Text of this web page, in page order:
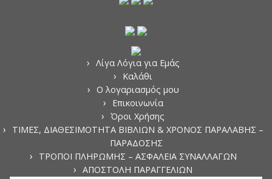
Λίγα Λόγια για Εμάς
Καλάθι
Ο λογαριασμός μου
Επικοινωνία
Όροι Χρήσης
ΤΙΜΕΣ, ΔΙΑΘΕΣΙΜΟΤΗΤΑ ΒΙΒΛΙΩΝ & ΧΡΟΝΟΣ ΠΑΡΑΛΑΒΗΣ –
ΠΑΡΑΔΟΣΗΣ
ΤΡΟΠΟΙ ΠΛΗΡΩΜΗΣ – ΑΣΦΑΛΕΙΑ ΣΥΝΑΛΛΑΓΩΝ
ΑΠΟΣΤΟΛΗ ΠΑΡΑΓΓΕΛΙΩΝ